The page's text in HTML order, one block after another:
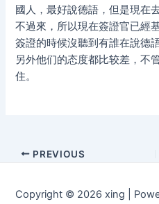
國人，最好說德語，但是現在
不過來，所以現在簽證官已經
簽證的時候沒聽到有誰在說德語
另外他们的态度都比较差，不
住。
Post
PREVIOUS
Copyright © 2026 xing |